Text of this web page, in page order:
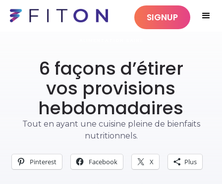
SIGNUP
6 façons d’étirer
vos provisions
hebdomadaires
Tout en ayant une cuisine pleine de bienfaits
nutritionnels.
Pinterest Facebook X Plus